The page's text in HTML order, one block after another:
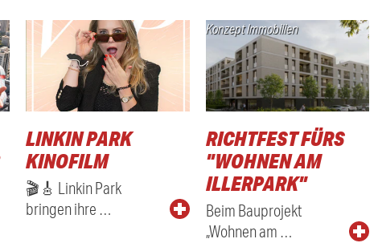
LINKIN PARK
KINOFILM
🎬🎸 Linkin Park
bringen ihre …
Konzept Immobilien
RICHTFEST FÜRS
"WOHNEN AM
ILLERPARK"
Beim Bauprojekt
„Wohnen am …